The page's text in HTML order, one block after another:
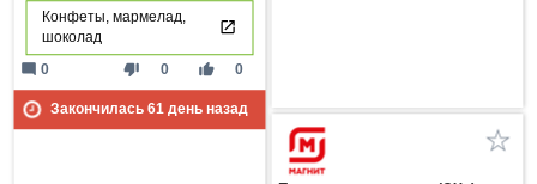
Конфеты, мармелад,
шоколад
thumb_down 0 thumb_up 0
mode_comment 0
Закончилась 61день назад